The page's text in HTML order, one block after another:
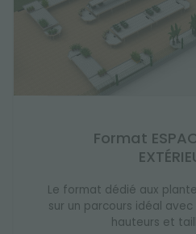
Format
Le format dédié aux
sur un parcours idéal
hauteurs et